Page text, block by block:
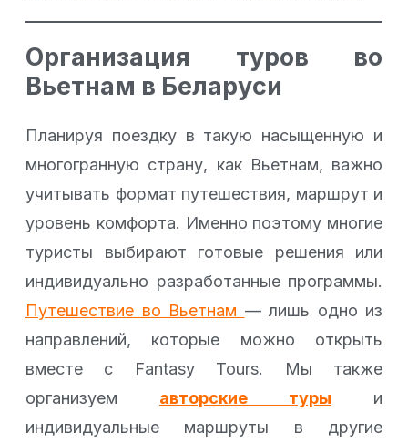
Организация туров во
Вьетнам в Беларуси
Планируя поездку в такую насыщенную и
многогранную страну, как Вьетнам, важно
учитывать формат путешествия, маршрут и
уровень комфорта. Именно поэтому многие
туристы выбирают готовые решения или
индивидуально разработанные программы.
Путешествие во Вьетнам — лишь одно из
направлений, которые можно открыть
вместе с Fantasy Tours. Мы также
организуем авторские туры и
индивидуальные маршруты в другие